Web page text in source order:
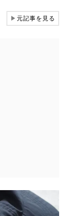
▶元記事を見る